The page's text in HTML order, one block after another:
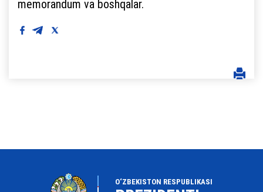
memorandum va boshqalar.
O‘ZBEKISTON RESPUBLIKASI